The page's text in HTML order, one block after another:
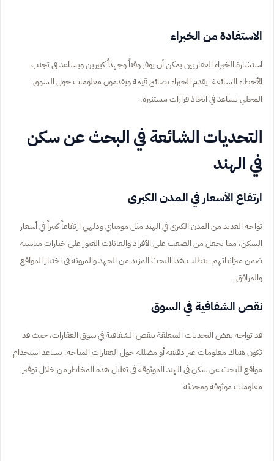
الاستفادة من الخبراء
استشارة الخبراء العقاريين يمكن أن يوفر وقتاً وجهداً كبيرين ويساعد في تجنب
الأخطاء الشائعة. يقدم الخبراء نصائح قيمة ويقدمون معلومات حول السوق
المحلي تساعد في اتخاذ قرارات مستنيرة.
التحديات الشائعة في البحث عن سكن
في الهند
ارتفاع الأسعار في المدن الكبرى
تواجه العديد من المدن الكبرى في الهند مثل مومباي ودلهي ارتفاعاً كبيراً في أسعار
السكن، مما يجعل من الصعب على الأفراد والعائلات العثور على خيارات مناسبة
ضمن ميزانياتهم. يتطلب هذا البحث المزيد من الجهد والمرونة في اختيار المواقع
والمرافق.
نقص الشفافية في السوق
قد تواجه بعض التحديات المتعلقة بنقص الشفافية في سوق العقارات، حيث قد
تكون هناك معلومات غير دقيقة أو مضللة حول العقارات المتاحة. يساعد استخدام
مواقع للبحث عن سكن في الهند الموثوقة في تقليل هذه المخاطر من خلال توفير
معلومات موثوقة ومحدثة.